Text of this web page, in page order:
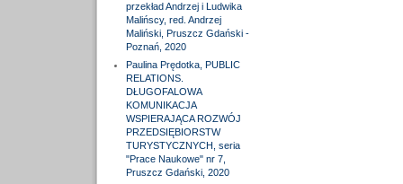
przekład Andrzej i Ludwika
Malińscy, red. Andrzej
Maliński, Pruszcz Gdański -
Poznań, 2020
Paulina Prędotka, PUBLIC
RELATIONS.
DŁUGOFALOWA
KOMUNIKACJA
WSPIERAJĄCA ROZWÓJ
PRZEDSIĘBIORSTW
TURYSTYCZNYCH, seria
"Prace Naukowe" nr 7,
Pruszcz Gdański, 2020